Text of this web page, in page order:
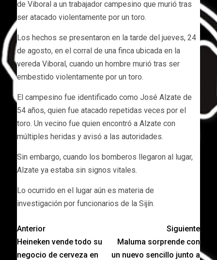
de Viboral a un trabajador campesino que murió tras
ser atacado violentamente por un toro.
Los hechos se presentaron en la tarde del jueves, 24
de agosto, en el corral de una finca ubicada en la
vereda Viboral, cuando un hombre murió tras ser
embestido violentamente por un toro.
El campesino fue identificado como José Alzate de
54 años, quien fue atacado repetidas veces por el
toro. Un vecino fue quien encontró a Alzate con
múltiples heridas y avisó a las autoridades.
Sin embargo, cuando los bomberos llegaron al lugar,
Alzate ya estaba sin signos vitales.
Lo ocurrido en el lugar aún es materia de
investigación por funcionarios de la Sijín.
Anterior
Heineken vende todo su
negocio de cerveza en
Siguiente
Maluma sorprende con
un nuevo sencillo junto a